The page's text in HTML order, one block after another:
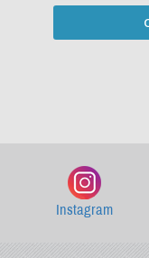
Instagram